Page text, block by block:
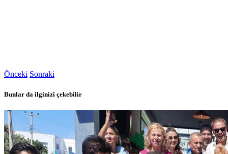
Önceki Sonraki
Bunlar da ilginizi çekebilir